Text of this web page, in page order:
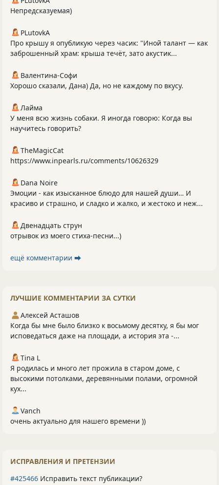
Непредсказуемая)
PLutоvkА
Про крышу я опубликую через часик: "Иной талант — как
заброшенный храм: крыша течёт, зато акустик...
Валентина-Софи
Хорошо сказали, Дана) Да, но не каждому по вкусу.
Лайма
У меня всю жизнь собаки. Я иногда говорю: Когда вы
научитесь говорить?
TheMagicCat
https://www.inpearls.ru/comments/10626329
Dana Noire
Эмоции - как изысканное блюдо для нашей души… И
красиво и страшно, и сладко и жалко, и жестоко и неж...
Двенадцать струн
отрывок из моего стиха-песни...)
ещё комментарии ⮕
ЛУЧШИЕ КОММЕНТАРИИ ЗА СУТКИ
Алексей Асташов
Когда бы мне было близко к восьмому десятку, я бы мог
исповедаться даже на площади, а история эта -...
Tina L
Я родилась и много лет прожила в старом доме, с
высокими потолками, деревянными полами, огромной
кух...
Vanch
очень актуально для нашего времени ))
ИСПРАВЛЕНИЯ И ПРЕТЕНЗИИ
#425466 Исправить текст публикации?